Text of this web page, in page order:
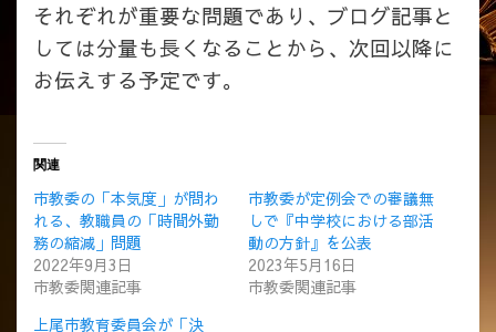
それぞれが重要な問題であり、ブログ記事と
しては分量も長くなることから、次回以降に
お伝えする予定です。
関連
市教委の「本気度」が問わ
れる、教職員の「時間外勤
務の縮減」問題
2022年9月3日
市教委関連記事
市教委が定例会での審議無
しで『中学校における部活
動の方針』を公表
2023年5月16日
市教委関連記事
上尾市教育委員会が「決